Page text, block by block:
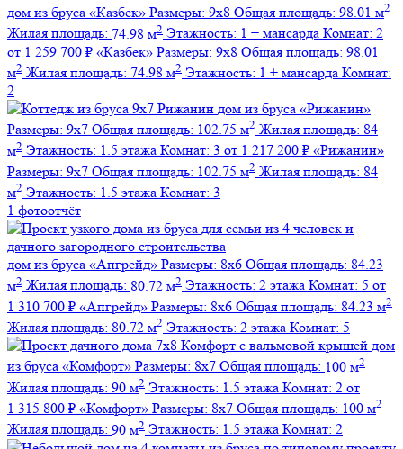
дом из бруса «Казбек» Размеры: 9х8 Общая площадь: 98.01 м2
Жилая площадь: 74.98 м2 Этажность: 1 + мансарда Комнат: 2
от 1 259 700 ₽ «Казбек» Размеры: 9х8 Общая площадь: 98.01
м2 Жилая площадь: 74.98 м2 Этажность: 1 + мансарда Комнат:
2
дом из бруса «Рижанин»
Размеры: 9х7 Общая площадь: 102.75 м2 Жилая площадь: 84
м2 Этажность: 1.5 этажа Комнат: 3 от 1 217 200 ₽ «Рижанин»
Размеры: 9х7 Общая площадь: 102.75 м2 Жилая площадь: 84
м2 Этажность: 1.5 этажа Комнат: 3
1 фотоотчёт
дом из бруса «Апгрейд» Размеры: 8х6 Общая площадь: 84.23
м2 Жилая площадь: 80.72 м2 Этажность: 2 этажа Комнат: 5 от
1 310 700 ₽ «Апгрейд» Размеры: 8х6 Общая площадь: 84.23 м2
Жилая площадь: 80.72 м2 Этажность: 2 этажа Комнат: 5
дом
из бруса «Комфорт» Размеры: 8х7 Общая площадь: 100 м2
Жилая площадь: 90 м2 Этажность: 1.5 этажа Комнат: 2 от
1 315 800 ₽ «Комфорт» Размеры: 8х7 Общая площадь: 100 м2
Жилая площадь: 90 м2 Этажность: 1.5 этажа Комнат: 2